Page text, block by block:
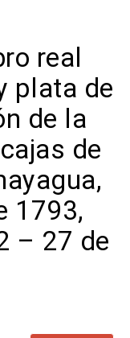
real
plata de
de la
de
1793,
– 27 de